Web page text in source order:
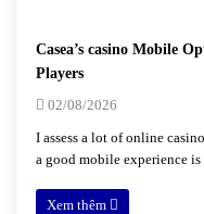
Casea’s casino Mobile
Players
02/08/2026
I assess a lot of online
a good mobile experience
Xem thêm